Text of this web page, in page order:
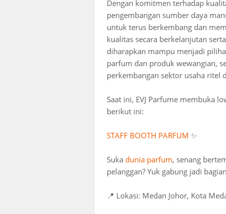
Dengan komitmen terhadap
pengembangan sumber daya
untuk terus berkembang dan
kualitas secara berkelanjutan
diharapkan mampu menjadi
parfum dan produk wewangian,
perkembangan sektor usaha ritel
Saat ini, EVJ Parfume membuka
berikut ini:
STAFF BOOTH PARFUM ✨
Suka dunia parfum, senang
pelanggan? Yuk gabung jadi
📍 Lokasi: Medan Johor, Kota